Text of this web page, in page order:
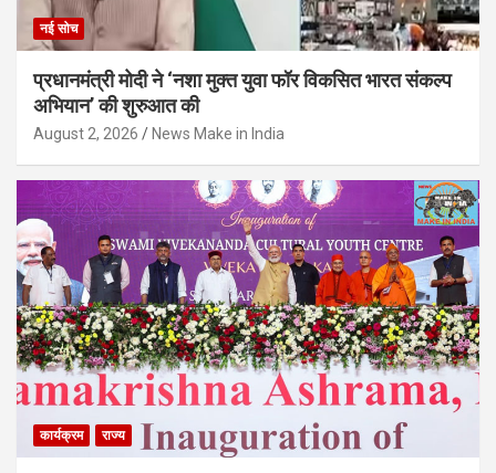
नई सोच
प्रधानमंत्री मोदी ने ‘नशा मुक्त युवा फॉर विकसित भारत संकल्प
अभियान’ की शुरुआत की
August 2, 2026 News Make in India
कार्यक्रम राज्य